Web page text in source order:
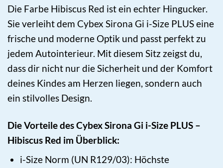
Die Farbe Hibiscus Red ist ein echter Hingucker.
Sie verleiht dem Cybex Sirona Gi i-Size PLUS eine
frische und moderne Optik und passt perfekt zu
jedem Autointerieur. Mit diesem Sitz zeigst du,
dass dir nicht nur die Sicherheit und der Komfort
deines Kindes am Herzen liegen, sondern auch
ein stilvolles Design.
Die Vorteile des Cybex Sirona Gi i-Size PLUS –
Hibiscus Red im Überblick:
i-Size Norm (UN R129/03): Höchste